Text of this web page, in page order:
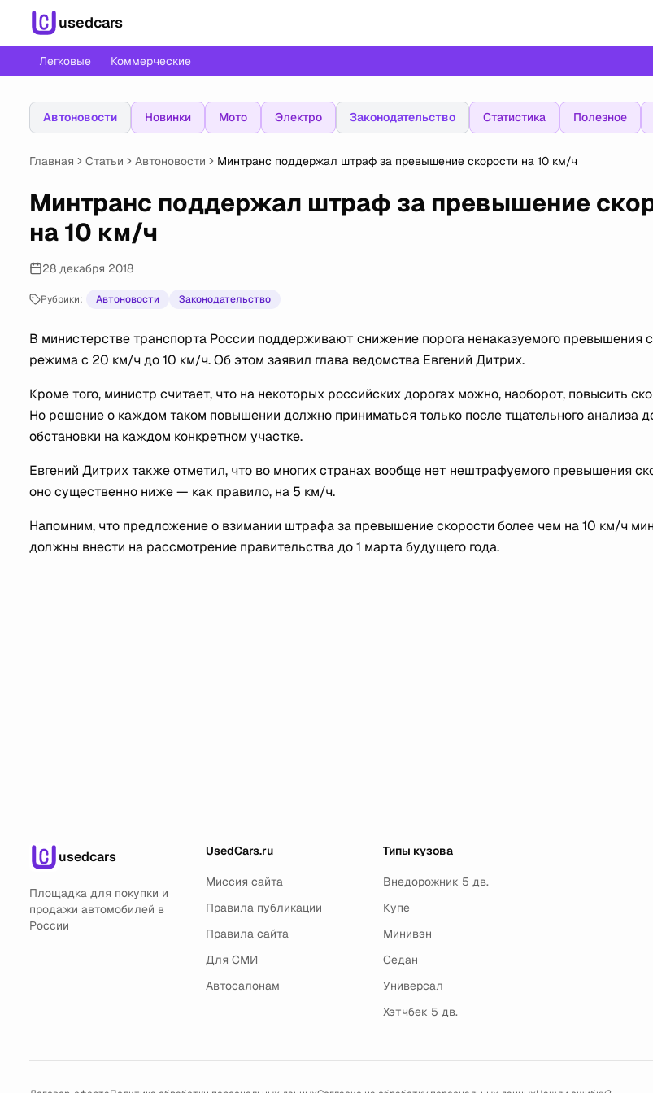
usedcars
Легковые Коммерческие
Автоновости Новинки Мото Электро Законодательство Статистика Полезное
Главная Статьи Автоновости Минтранс поддержал штраф за превышение скорости на 10 км/ч
Минтранс поддержал штраф за превышение
на 10 км/ч
28 декабря 2018
Рубрики: Автоновости Законодательство
В министерстве транспорта России поддерживают снижение порога ненаказуемого превышения
режима с 20 км/ч до 10 км/ч. Об этом заявил глава ведомства Евгений Дитрих.
Кроме того, министр считает, что на некоторых российских дорогах можно, наоборот, повысить
Но решение о каждом таком повышении должно приниматься только после тщательного анализа
обстановки на каждом конкретном участке.
Евгений Дитрих также отметил, что во многих странах вообще нет нештрафуемого превышения
оно существенно ниже — как правило, на 5 км/ч.
Напомним, что предложение о взимании штрафа за превышение скорости более чем на 10 км/ч
должны внести на рассмотрение правительства до 1 марта будущего года.
usedcars
Площадка для покупки и
продажи автомобилей в
России
UsedCars.ru
Миссия сайта
Правила публикации
Правила сайта
Для СМИ
Автосалонам
Типы кузова
Внедорожник 5 дв.
Купе
Минивэн
Седан
Универсал
Хэтчбек 5 дв.